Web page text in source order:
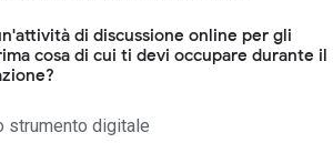
di discussione online per gli
cosa di cui ti devi occupare durante il
strumento digitale